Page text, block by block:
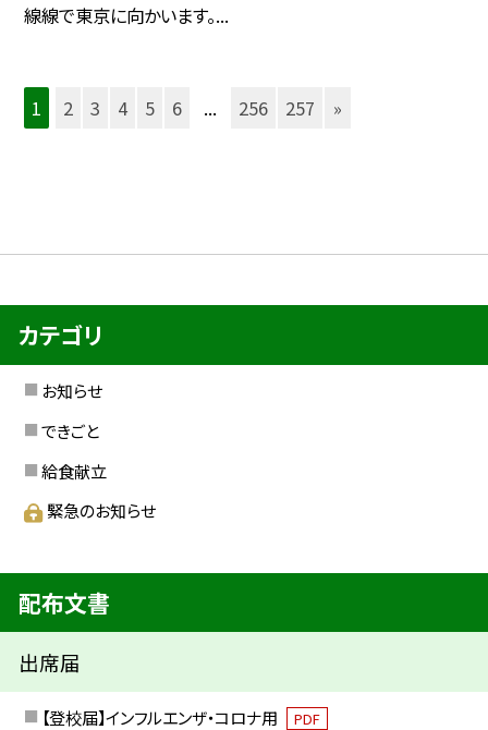
線線で東京に向かいます。...
1 2 3 4 5 6 ... 256 257 »
カテゴリ
お知らせ
できごと
給食献立
緊急のお知らせ
配布文書
出席届
【登校届】インフルエンザ・コロナ用 PDF